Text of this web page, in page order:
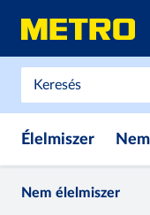
Élelmiszer
Nem élelmiszer